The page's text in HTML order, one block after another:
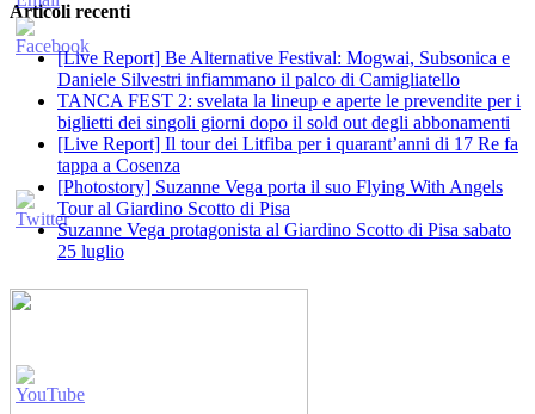
Articoli recenti
[Live Report] Be Alternative Festival: Mogwai, Subsonica e
Daniele Silvestri infiammano il palco di Camigliatello
TANCA FEST 2: svelata la lineup e aperte le prevendite per i
biglietti dei singoli giorni dopo il sold out degli abbonamenti
[Live Report] Il tour dei Litfiba per i quarant’anni di 17 Re fa
tappa a Cosenza
[Photostory] Suzanne Vega porta il suo Flying With Angels
Tour al Giardino Scotto di Pisa
Suzanne Vega protagonista al Giardino Scotto di Pisa sabato
25 luglio